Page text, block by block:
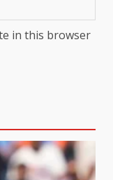
in this browser